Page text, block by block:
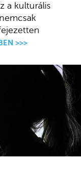
a kulturális
>>>